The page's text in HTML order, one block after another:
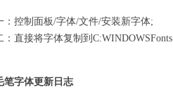
：控制面板/字体/文件/安装新字体;
：直接将字体复制到C:WINDOWSFonts
笔字体更新日志